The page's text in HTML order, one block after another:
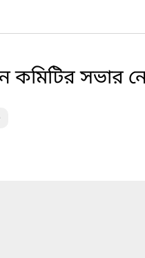
কমিটির সভার